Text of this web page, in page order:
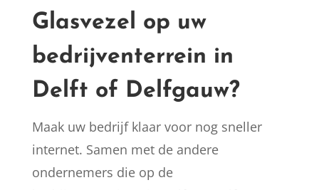
Glasvezel op uw
bedrijventerrein in
Delft of Delfgauw?
Maak uw bedrijf klaar voor nog sneller
internet. Samen met de andere
ondernemers die op de